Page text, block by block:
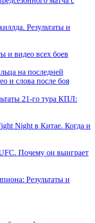
Результаты и
и видео всех боев
на последней
и слова после боя
21-го тура КПЛ:
Night в Китае. Когда и
Почему он выиграет
Результаты и